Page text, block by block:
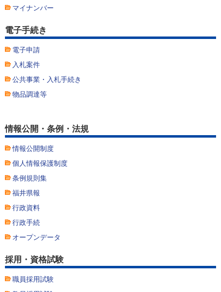
マイナンバー
電子手続き
電子申請
入札案件
公共事業・入札手続き
物品調達等
情報公開・条例・法規
情報公開制度
個人情報保護制度
条例規則集
福井県報
行政資料
行政手続
オープンデータ
採用・資格試験
職員採用試験